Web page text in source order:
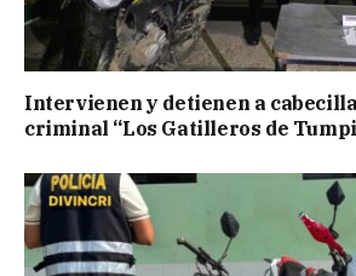
Intervienen y detienen a
criminal “Los Gatilleros de